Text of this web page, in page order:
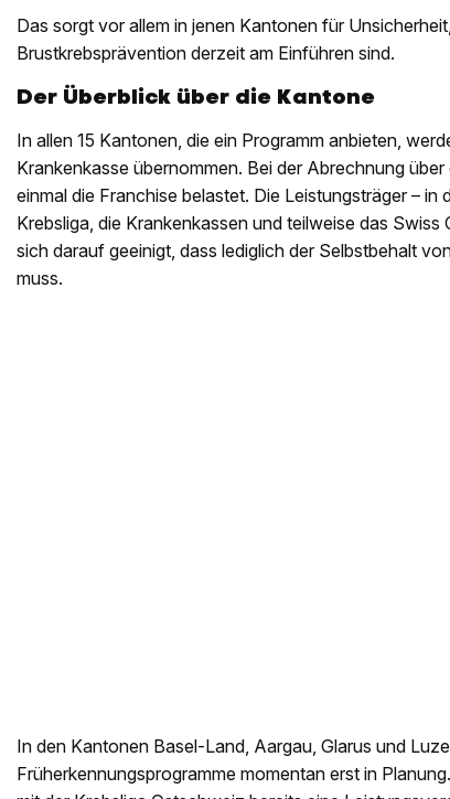
Das sorgt vor allem in jenen Kantonen für
Brustkrebsprävention derzeit am Einführen sind.
Der Überblick über die Kantone
In allen 15 Kantonen, die ein Programm anbieten,
Krankenkasse übernommen. Bei der Abrechnung
einmal die Franchise belastet. Die Leistungsträger – in
Krebsliga, die Krankenkassen und teilweise das
sich darauf geeinigt, dass lediglich der Selbstbehalt
muss.
In den Kantonen Basel-Land, Aargau, Glarus und
Früherkennungsprogramme momentan erst in